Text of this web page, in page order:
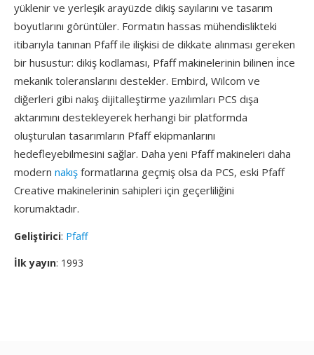
yüklenir ve yerleşik arayüzde dikiş sayılarını ve tasarım
boyutlarını görüntüler. Formatın hassas mühendislikteki
itibarıyla tanınan Pfaff ile ilişkisi de dikkate alınması gereken
bir husustur: dikiş kodlaması, Pfaff makinelerinin bilinen i̇nce
mekanik toleranslarını destekler. Embird, Wilcom ve
diğerleri gibi nakış dijitalleştirme yazılımları PCS dışa
aktarımını destekleyerek herhangi bir platformda
oluşturulan tasarımların Pfaff ekipmanlarını
hedefleyebilmesini sağlar. Daha yeni Pfaff makineleri daha
modern nakış formatlarına geçmiş olsa da PCS, eski Pfaff
Creative makinelerinin sahipleri için geçerliliğini
korumaktadır.
Geliştirici: Pfaff
İlk yayın: 1993